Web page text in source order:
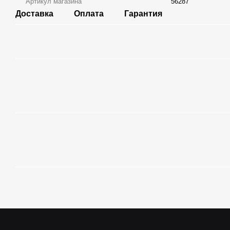
Доставка Оплата Гарантия